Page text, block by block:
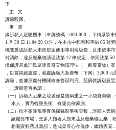
下：
    主    文
訴願駁回。
    事    實
緣訴願人駕駛機車（車牌號碼：000-000 ，下稱系爭
1 月 30 日 11 時 29 分許，在本市中和區和平街 65 號
機關爰認訴願人未依規定使用專用垃圾袋，且未依本
付清除，違反廢棄物清理法第 12 條規定，依同法第
境保護局處理民眾違反廢棄物清理法（一般廢棄物）
，以首揭裁處書，裁處訴願人新臺幣（下同）3,000
訴願，並據原處分機關檢卷答辯到府。茲摘敘訴辯意旨
一、訴願意旨略謂：
（一）訴願人丟棄之垃圾僅是幾兩重之一小袋廢棄物
      本人，實乃輕重失衡，有違比例原則。
（二）按本案違規事實係採錄影事後查報，訴願人因
該處係市場，更多人拖著大袋果蔬及廢棄物丟棄
相關資料憑以裁罰，造成渠等心存僥倖，繼續丟